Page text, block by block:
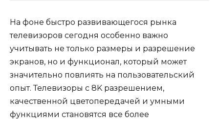
На фоне быстро развивающегося рынка
телевизоров сегодня особенно важно
учитывать не только размеры и разрешение
экранов, но и функционал, который может
значительно повлиять на пользовательский
опыт. Телевизоры с 8K разрешением,
качественной цветопередачей и умными
функциями становятся все более